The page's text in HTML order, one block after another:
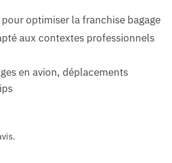
optimiser la franchise bagage
aux contextes professionnels
en avion, déplacements